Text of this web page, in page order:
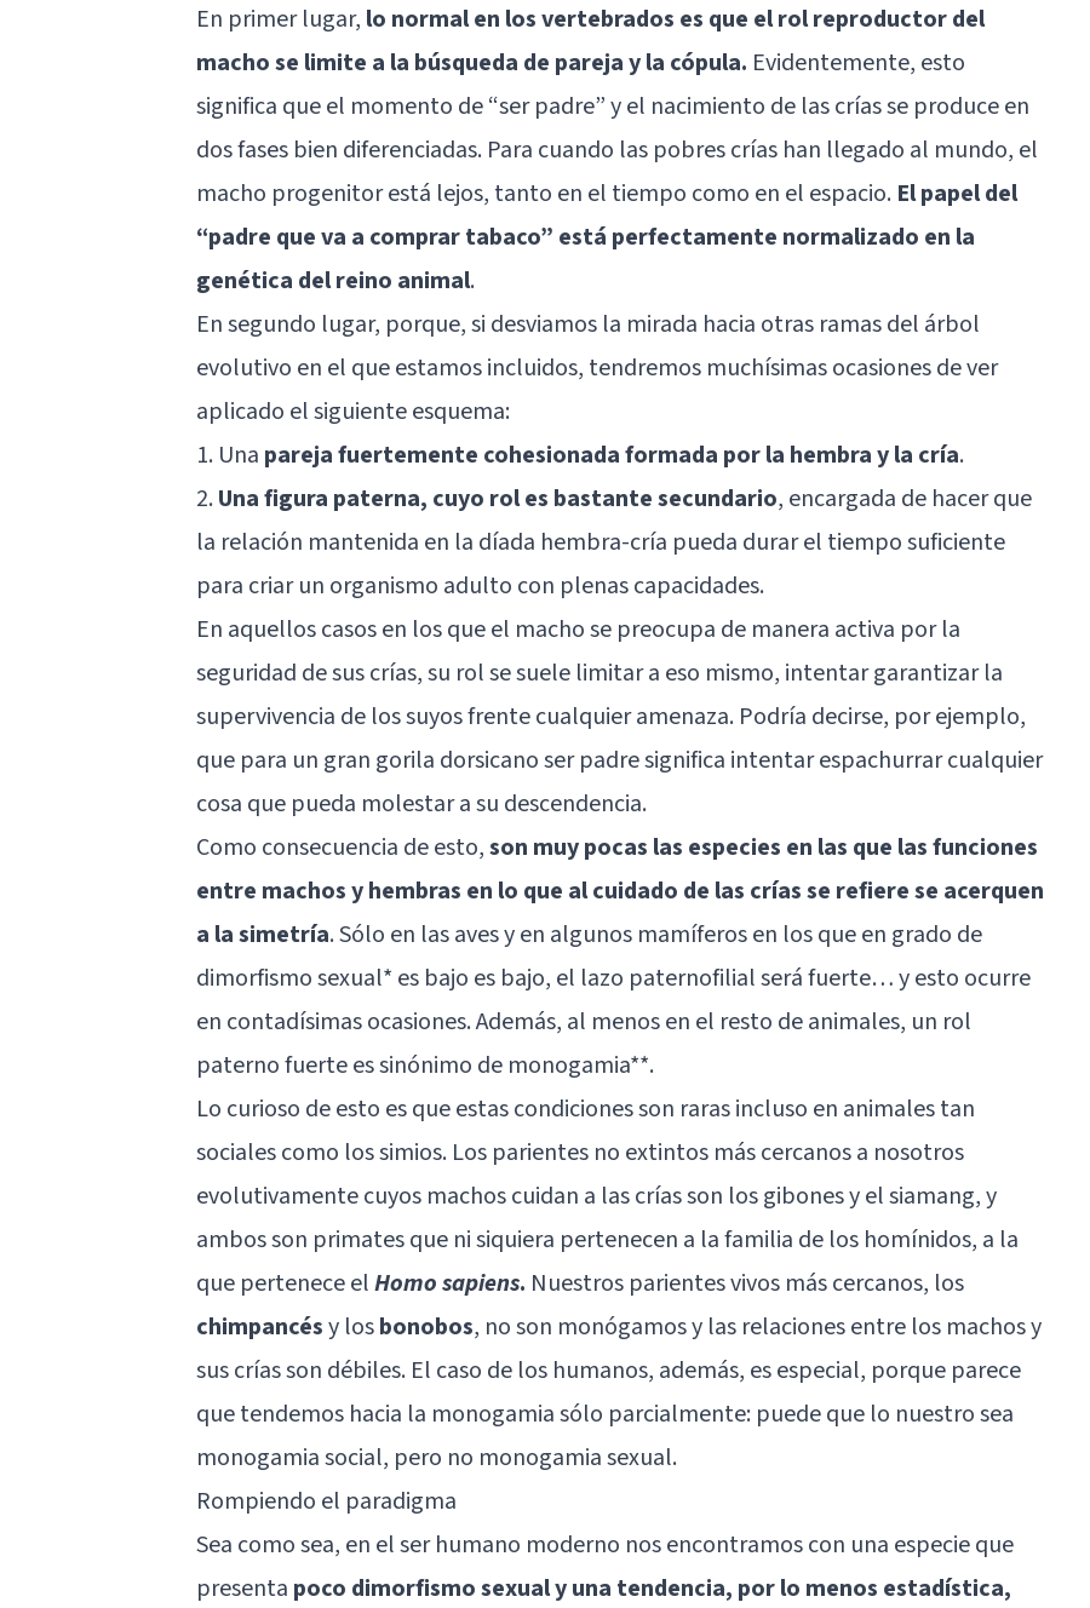
En primer lugar, lo normal en los vertebrados es que el rol reproductor del
macho se limite a la búsqueda de pareja y la cópula. Evidentemente, esto
significa que el momento de “ser padre” y el nacimiento de las crías se produce en
dos fases bien diferenciadas. Para cuando las pobres crías han llegado al mundo, el
macho progenitor está lejos, tanto en el tiempo como en el espacio. El papel del
“padre que va a comprar tabaco” está perfectamente normalizado en la
genética del reino animal.
En segundo lugar, porque, si desviamos la mirada hacia otras ramas del árbol
evolutivo en el que estamos incluidos, tendremos muchísimas ocasiones de ver
aplicado el siguiente esquema:
1. Una pareja fuertemente cohesionada formada por la hembra y la cría.
2.Una figura paterna, cuyo rol es bastante secundario, encargada de hacer que
la relación mantenida en la díada hembra-cría pueda durar el tiempo suficiente
para criar un organismo adulto con plenas capacidades.
En aquellos casos en los que el macho se preocupa de manera activa por la
seguridad de sus crías, su rol se suele limitar a eso mismo, intentar garantizar la
supervivencia de los suyos frente cualquier amenaza. Podría decirse, por ejemplo,
que para un gran gorila dorsicano ser padre significa intentar espachurrar cualquier
cosa que pueda molestar a su descendencia.
Como consecuencia de esto,son muy pocas las especies en las que las funciones
entre machos y hembras en lo que al cuidado de las crías se refiere se acerquen
a la simetría. Sólo en las aves y en algunos mamíferos en los que en grado de
dimorfismo sexual* es bajo es bajo, el lazo paternofilial será fuerte… y esto ocurre
en contadísimas ocasiones. Además, al menos en el resto de animales, un rol
paterno fuerte es sinónimo de monogamia**.
Lo curioso de esto es que estas condiciones son raras incluso en animales tan
sociales como los simios. Los parientes no extintos más cercanos a nosotros
evolutivamente cuyos machos cuidan a las crías son los gibones y el siamang, y
ambos son primates que ni siquiera pertenecen a la familia de los homínidos, a la
que pertenece elHomo sapiens. Nuestros parientes vivos más cercanos, los
chimpancésy losbonobos, no son monógamos y las relaciones entre los machos y
sus crías son débiles. El caso de los humanos, además, es especial, porque parece
que tendemos hacia la monogamia sólo parcialmente: puede que lo nuestro sea
monogamia social, pero no monogamia sexual.
Rompiendo el paradigma
Sea como sea, en el ser humano moderno nos encontramos con una especie que
presenta poco dimorfismo sexual y una tendencia, por lo menos estadística,